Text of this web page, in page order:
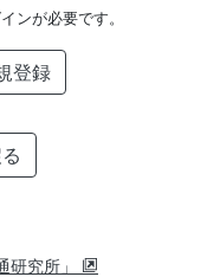
ンが必要です。
登録
研究所」